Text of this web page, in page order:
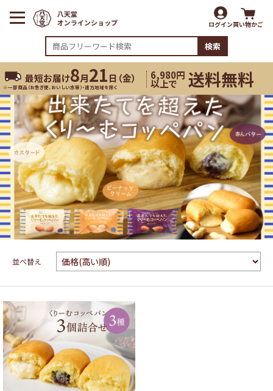
ログイン買い物かご
検索
最短お届け8月21日（金）
※一部商品（お急ぎ便、おいしい水等）・遠方地域を除く
6,980円
以上で 送料無料
並べ替え